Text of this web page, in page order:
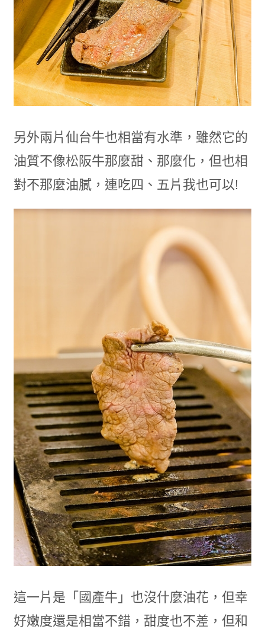
另外兩片仙台牛也相當有水準，雖然它的
油質不像松阪牛那麼甜、那麼化，但也相
對不那麼油膩，連吃四、五片我也可以!
這一片是「國產牛」也沒什麼油花，但幸
好嫩度還是相當不錯，甜度也不差，但和